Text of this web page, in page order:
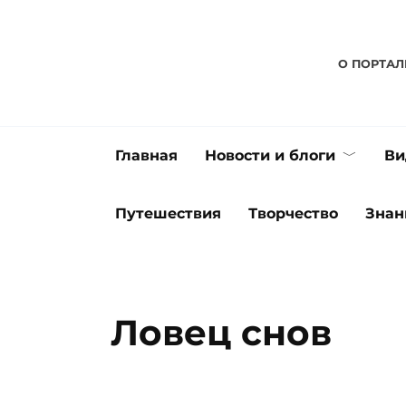
О
Главная Новости и блоги
Путешествия Творчество
Ловец снов